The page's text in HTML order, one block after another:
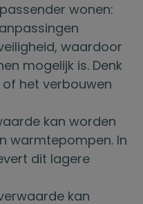
wonen:
waardoor
mogelijk is. Denk
het verbouwen
kan worden
warmtepompen. In
dit lagere
kan